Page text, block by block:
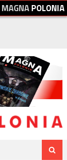
MAGNAPOLONIA